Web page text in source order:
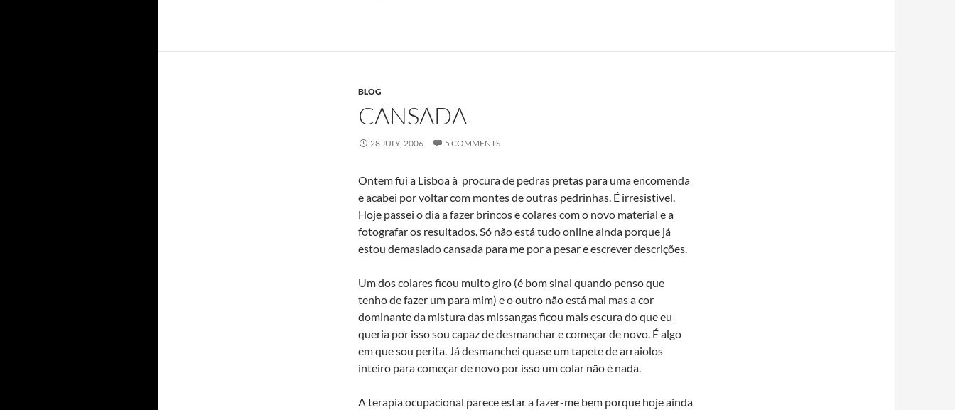
BLOG
CANSADA
28 JULY, 2006 5 COMMENTS
Ontem fui a Lisboa à procura de pedras pretas para uma encomenda
e acabei por voltar com montes de outras pedrinhas. É irresistivel.
Hoje passei o dia a fazer brincos e colares com o novo material e a
fotografar os resultados. Só não está tudo online ainda porque já
estou demasiado cansada para me por a pesar e escrever descrições.
Um dos colares ficou muito giro (é bom sinal quando penso que
tenho de fazer um para mim) e o outro não está mal mas a cor
dominante da mistura das missangas ficou mais escura do que eu
queria por isso sou capaz de desmanchar e começar de novo. É algo
em que sou perita. Já desmanchei quase um tapete de arraiolos
inteiro para começar de novo por isso um colar não é nada.
A terapia ocupacional parece estar a fazer-me bem porque hoje ainda